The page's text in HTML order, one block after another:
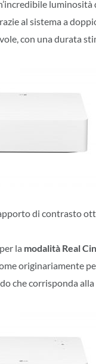
al sistema a
con una durata
di contrasto
la modalità Real
originariamente
che corrisponda